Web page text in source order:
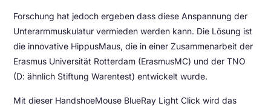
Forschung hat jedoch ergeben dass diese Anspannung der
Unterarmmuskulatur vermieden werden kann. Die Lösung ist
die innovative HippusMaus, die in einer Zusammenarbeit der
Erasmus Universität Rotterdam (ErasmusMC) und der TNO
(D: ähnlich Stiftung Warentest) entwickelt wurde.
Mit dieser HandshoeMouse BlueRay Light Click wird das